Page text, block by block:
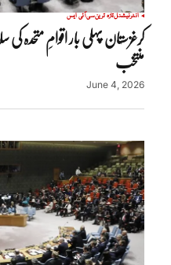
انٹرنیشنلتازہ ترینسی آئی ایس
کرغزستان پہلی بار اقوامِ متحدہ
منتخب
June 4, 2026